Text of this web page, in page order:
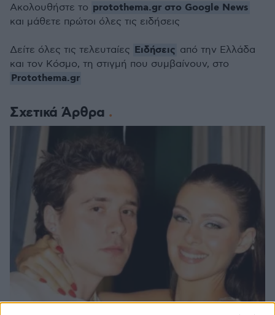
Σχετικά Άρθρα
Ακολουθήστε το protothema.gr στο Google News
και μάθετε πρώτοι όλες τις ειδήσεις
Δείτε όλες τις τελευταίες Ειδήσεις από την Ελλάδα
και τον Κόσμο, τη στιγμή που συμβαίνουν, στο
Protothema.gr